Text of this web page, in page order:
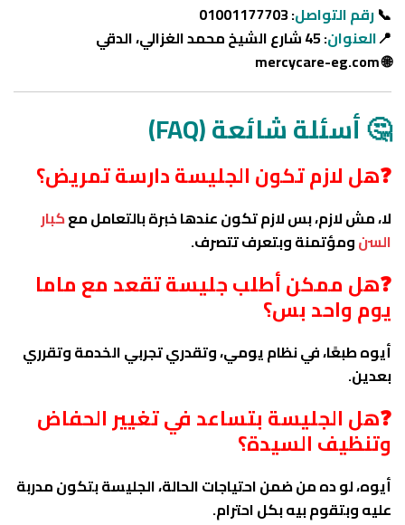
📞رقمالتواصل: 01001177703
📍العنوان: 45 شارع الشيخ محمد الغزالي، الدقي
🌐
mercycare-eg.com
🤔 أسئلة شائعة (FAQ)
❓هل لازم تكون الجليسة دارسة تمريض؟
لا، مش لازم، بس لازم تكون عندها خبرة بالتعامل معكبار
السنومؤتمنة وبتعرف تتصرف.
❓هل ممكن أطلب جليسة تقعد مع ماما
يوم واحد بس؟
أيوه طبعًا، في نظام يومي، وتقدري تجربي الخدمة وتقرري
بعدين.
❓هل الجليسة بتساعد في تغيير الحفاض
وتنظيف السيدة؟
أيوه، لو ده من ضمن احتياجات الحالة، الجليسة بتكون مدربة
عليه وبتقوم بيه بكل احترام.